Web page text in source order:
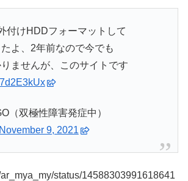
付けHDDフォーマットして
よ、2年前なので今でも
ませんが、このサイトです
（双極性障害発症中）
November 9, 2021
status/14588303991618641